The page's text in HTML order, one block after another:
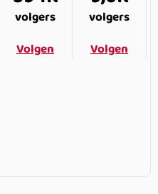
volgers
Volgen
volgers
Volgen